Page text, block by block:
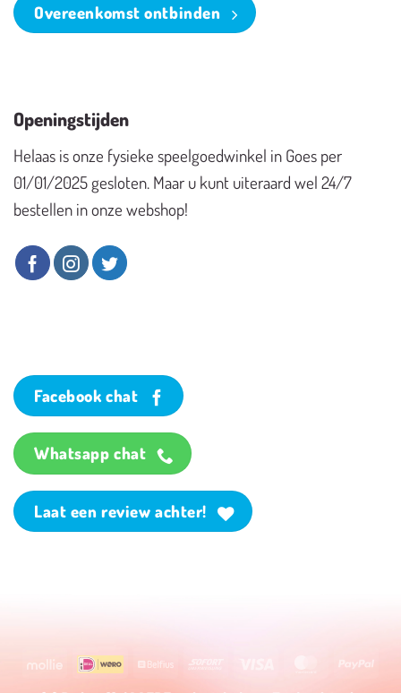
Overeenkomst ontbinden
Openingstijden
Helaas is onze fysieke speelgoedwinkel in Goes per
01/01/2025 gesloten. Maar u kunt uiteraard wel 24/7
bestellen in onze webshop!
Facebook chat
Whatsapp chat
Laat een review achter!
Mollie Wero Belfius MasterCard